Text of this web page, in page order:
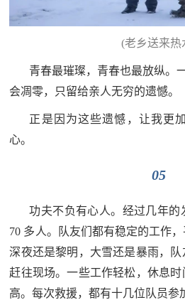
(老乡送来热
青春最璀璨，青春也最放纵。
会凋零，只留给亲人无穷的遗憾。
正是因为这些遗憾，让我更
心。
05
功夫不负有心人。经过几年的
70 多人。队友们都有稳定的工作
深夜还是黎明，大雪还是暴雨，
赶往现场。一些工作轻松，休息
高。每次救援，都有十几位队员参